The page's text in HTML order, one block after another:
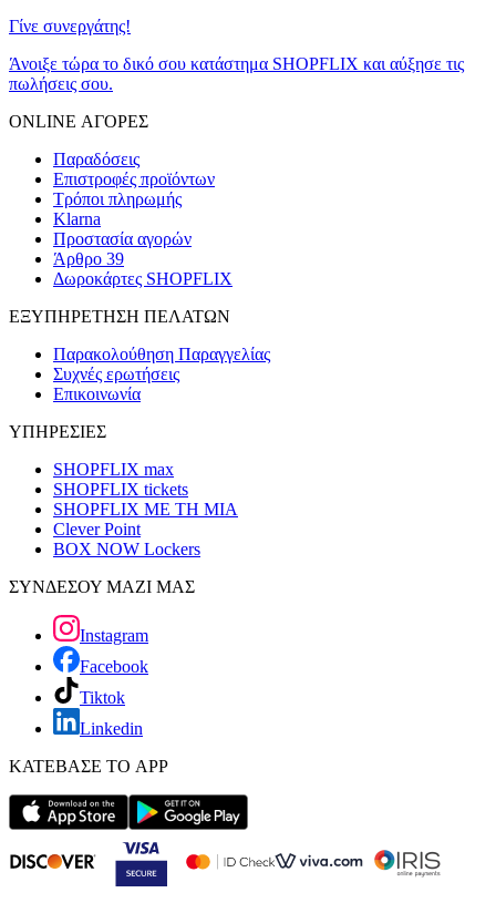
Γίνε συνεργάτης!
Άνοιξε τώρα το δικό σου κατάστημα SHOPFLIX και αύξησε τις
πωλήσεις σου.
ONLINE ΑΓΟΡΕΣ
Παραδόσεις
Επιστροφές προϊόντων
Τρόποι πληρωμής
Klarna
Προστασία αγορών
Άρθρο 39
Δωροκάρτες SHOPFLIX
ΕΞΥΠΗΡΕΤΗΣΗ ΠΕΛΑΤΩΝ
Παρακολούθηση Παραγγελίας
Συχνές ερωτήσεις
Επικοινωνία
ΥΠΗΡΕΣΙΕΣ
SHOPFLIX max
SHOPFLIX tickets
SHOPFLIX ΜΕ ΤΗ ΜΙΑ
Clever Point
BOX NOW Lockers
ΣΥΝΔΕΣΟΥ ΜΑΖΙ ΜΑΣ
Instagram
Facebook
Tiktok
Linkedin
ΚΑΤΕΒΑΣΕ ΤΟ APP